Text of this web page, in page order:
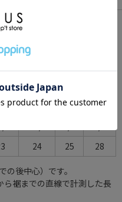
28.5
26
46 48
54
24 25 28
後中心）です。
裾までの直線で計測した長